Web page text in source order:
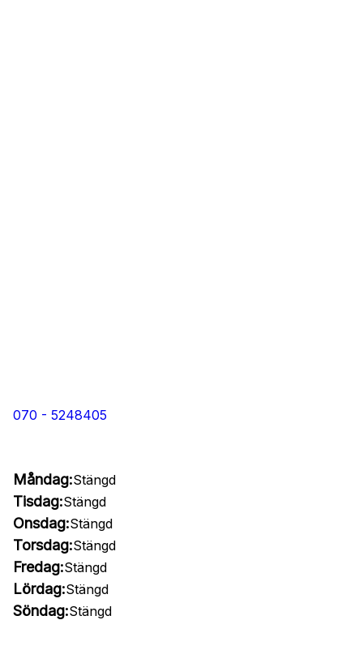
070 - 5248405
Måndag:Stängd
Tisdag:Stängd
Onsdag:Stängd
Torsdag:Stängd
Fredag:Stängd
Lördag:Stängd
Söndag:Stängd